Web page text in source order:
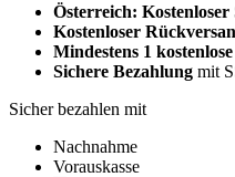
Österreich:
Kostenloser
Mindestens 1
Sichere Bezahlung mit
Sicher bezahlen mit
Nachnahme
Vorauskasse